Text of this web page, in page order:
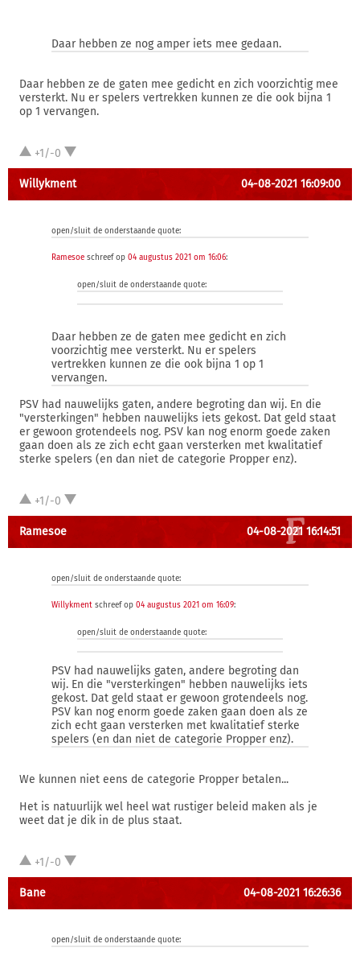
Daar hebben ze nog amper iets mee gedaan.
Daar hebben ze de gaten mee gedicht en zich voorzichtig mee
versterkt. Nu er spelers vertrekken kunnen ze die ook bijna 1
op 1 vervangen.
+1/-0
Willykment 04-08-2021 16:09:00
open/sluit de onderstaande quote:
Ramesoe schreef op 04 augustus 2021 om 16:06:
open/sluit de onderstaande quote:
Daar hebben ze de gaten mee gedicht en zich
voorzichtig mee versterkt. Nu er spelers
vertrekken kunnen ze die ook bijna 1 op 1
vervangen.
PSV had nauwelijks gaten, andere begroting dan wij. En die
"versterkingen" hebben nauwelijks iets gekost. Dat geld staat
er gewoon grotendeels nog. PSV kan nog enorm goede zaken
gaan doen als ze zich echt gaan versterken met kwalitatief
sterke spelers (en dan niet de categorie Propper enz).
+1/-0
Ramesoe 04-08-2021 16:14:51
open/sluit de onderstaande quote:
Willykment schreef op 04 augustus 2021 om 16:09:
open/sluit de onderstaande quote:
PSV had nauwelijks gaten, andere begroting dan
wij. En die "versterkingen" hebben nauwelijks iets
gekost. Dat geld staat er gewoon grotendeels nog.
PSV kan nog enorm goede zaken gaan doen als ze
zich echt gaan versterken met kwalitatief sterke
spelers (en dan niet de categorie Propper enz).
We kunnen niet eens de categorie Propper betalen...
Het is natuurlijk wel heel wat rustiger beleid maken als je
weet dat je dik in de plus staat.
+1/-0
Bane 04-08-2021 16:26:36
open/sluit de onderstaande quote: